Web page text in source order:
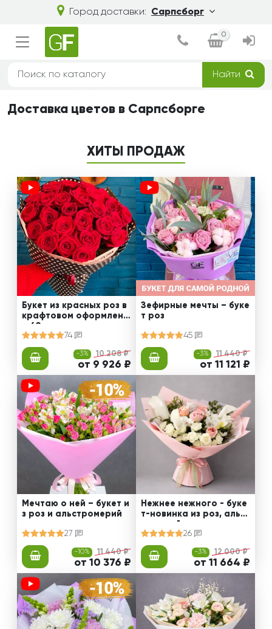
Город доставки: Сарпсборг
0
Найти
Доставка цветов в Сарпсборге
ХИТЫ ПРОДАЖ
Букет из красных роз в
крафтовом оформлени
и 60 см
74
-3% 10 208 ₽
от 9 926 ₽
Зефирные мечты – буке
т роз
45
-3% 11 440 ₽
от 11 121 ₽
Мечтаю о ней – букет и
з роз и альстромерий
27
-10% 11 440 ₽
от 10 376 ₽
Нежнее нежного - буке
т-новинка из роз, альст
ромерий и калл
26
-3% 12 000 ₽
от 11 664 ₽